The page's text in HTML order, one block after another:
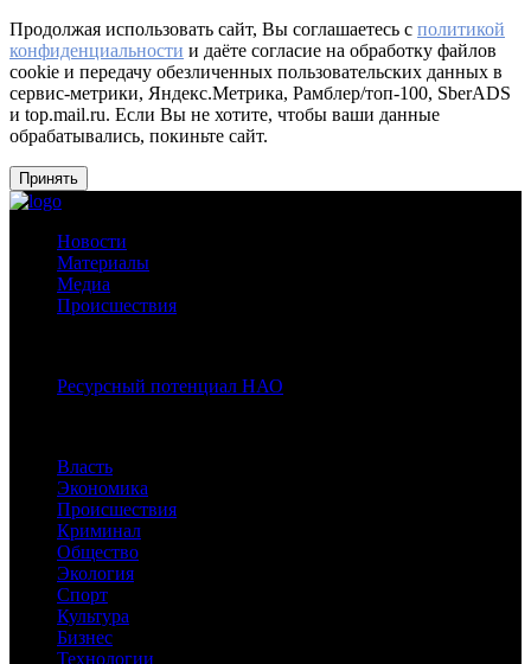
Продолжая использовать сайт, Вы соглашаетесь с политикой
конфиденциальности и даёте согласие на обработку файлов
cookie и передачу обезличенных пользовательских данных в
сервис-метрики, Яндекс.Метрика, Рамблер/топ-100, SberADS
и top.mail.ru. Если Вы не хотите, чтобы ваши данные
обрабатывались, покиньте сайт.
Принять
Новости
Материалы
Медиа
Происшествия
Ресурсный потенциал НАО
Власть
Экономика
Происшествия
Криминал
Общество
Экология
Спорт
Культура
Бизнес
Технологии